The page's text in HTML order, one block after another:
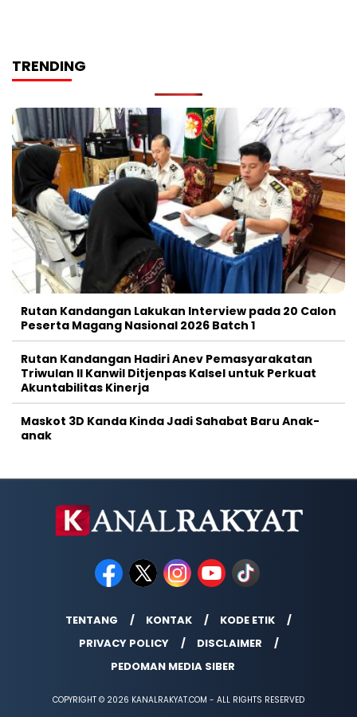
TRENDING
Rutan Kandangan Lakukan Interview pada 20 Calon
Peserta Magang Nasional 2026 Batch 1
Rutan Kandangan Hadiri Anev Pemasyarakatan
Triwulan II Kanwil Ditjenpas Kalsel untuk Perkuat
Akuntabilitas Kinerja
Maskot 3D Kanda Kinda Jadi Sahabat Baru Anak-
anak
TENTANG KONTAK
KODE ETIK
PRIVACY POLICY
DISCLAIMER
PEDOMAN MEDIA SIBER
COPYRIGHT © 2026 KANALRAKYAT.COM - ALL RIGHTS RESERVED